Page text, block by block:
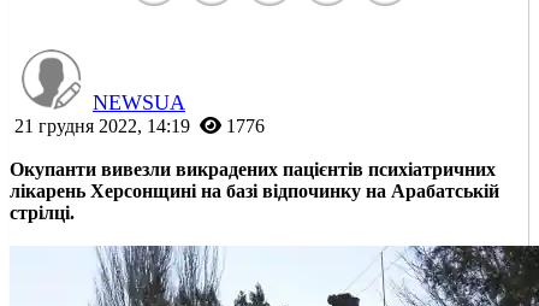
NEWSUA
21 грудня 2022, 14:19 1776
Окупанти вивезли викрадених пацієнтів психіатричних
лікарень Херсонщині на базі відпочинку на Арабатській
стрілці.